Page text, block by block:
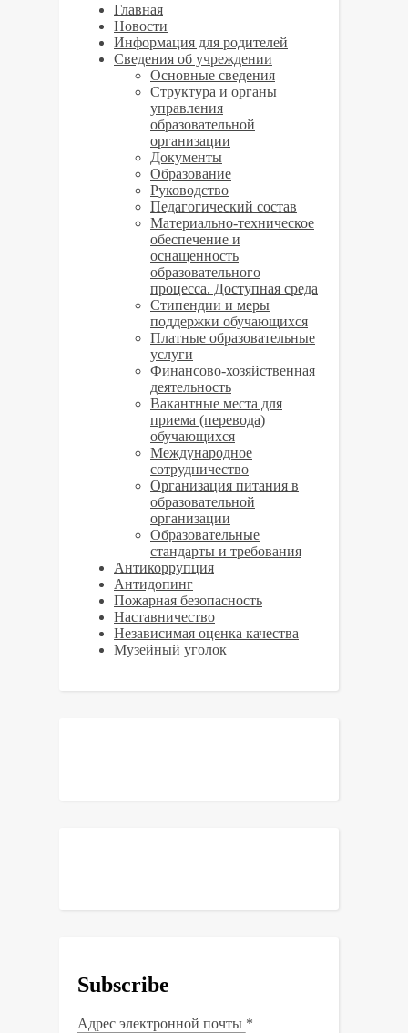
Главная
Новости
Информация для родителей
Сведения об учреждении
Основные сведения
Структура и органы
управления
образовательной
организации
Документы
Образование
Руководство
Педагогический состав
Материально-техническое
обеспечение и
оснащенность
образовательного
процесса. Доступная среда
Стипендии и меры
поддержки обучающихся
Платные образовательные
услуги
­­Финансово-хозяйственная
деятельность
Вакантные места для
приема (перевода)
обучающихся
Международное
сотрудничество
Организация питания в
образовательной
организации
Образовательные
стандарты и требования
Антикоррупция
Антидопинг
Пожарная безопасность
Наставничество
Независимая оценка качества
Музейный уголок
Subscribe
Адрес электронной почты *